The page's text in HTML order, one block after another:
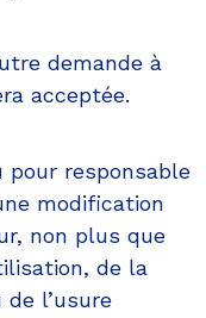
demande à
acceptée.
pour responsable
modification
non plus que
de la
l’usure